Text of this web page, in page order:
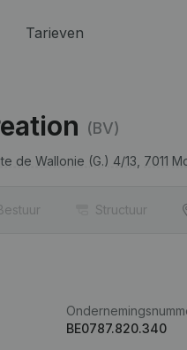
Tarieven
(BV)
de Wallonie (G.) 4/13, 7011
Structuur
BE0787.820.340